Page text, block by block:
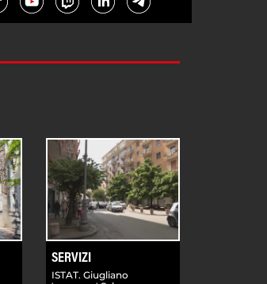
SERVIZI
ISTAT. Giugliano